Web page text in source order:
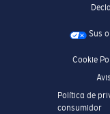
Sus
Cookie
Política de
consumidor